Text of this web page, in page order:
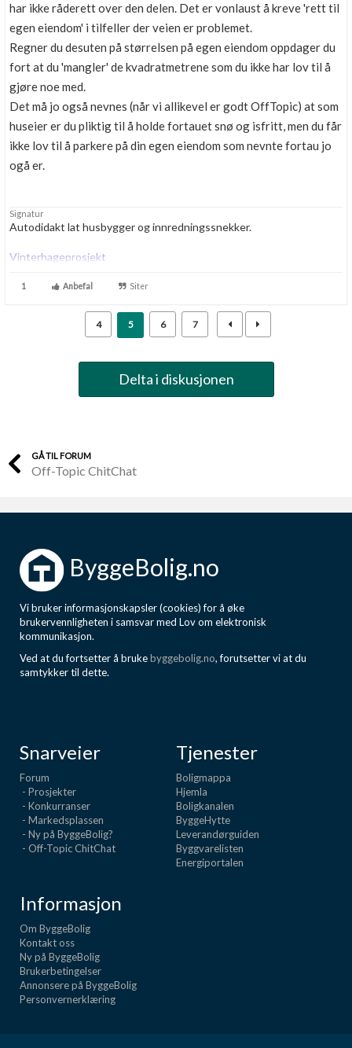
har ikke råderett over den delen. Det er vonlaust å kreve 'rett til
egen eiendom' i tilfeller der veien er problemet.
Regner du desuten på størrelsen på egen eiendom oppdager du
fort at du 'mangler' de kvadratmetrene som du ikke har lov til å
gjøre noe med.
Det må jo også nevnes (når vi allikevel er godt OffTopic) at som
huseier er du pliktig til å holde fortauet snø og isfritt, men du får
ikke lov til å parkere på din egen eiendom som nevnte fortau jo
ogå er.
Signatur
Autodidakt lat husbygger og innredningssnekker.
Vinterhageprosjekt
1 Anbefal Siter
4 5 6 7
Delta i diskusjonen
GÅ TIL FORUM
Off-Topic ChitChat
ByggeBolig.no
Vi bruker informasjonskapsler (cookies) for å øke
brukervennligheten i samsvar med Lov om elektronisk
kommunikasjon.
Ved at du fortsetter å brukebyggebolig.no, forutsetter vi at du
samtykker til dette.
Snarveier
Forum
- Prosjekter
- Konkurranser
- Markedsplassen
- Ny på ByggeBolig?
- Off-Topic ChitChat
Tjenester
Boligmappa
Hjemla
Boligkanalen
ByggeHytte
Leverandørguiden
Byggvarelisten
Energiportalen
Informasjon
Om ByggeBolig
Kontakt oss
Ny på ByggeBolig
Brukerbetingelser
Annonsere på ByggeBolig
Personvernerklæring